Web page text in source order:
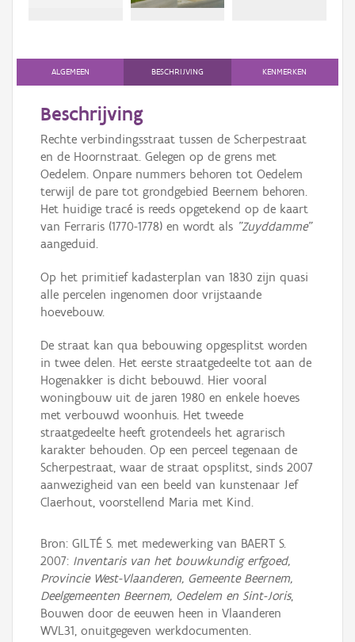
ALGEMEEN BESCHRIJVING KENMERKEN
Beschrijving
Rechte verbindingsstraat tussen de Scherpestraat
en de Hoornstraat. Gelegen op de grens met
Oedelem. Onpare nummers behoren tot Oedelem
terwijl de pare tot grondgebied Beernem behoren.
Het huidige tracé is reeds opgetekend op de kaart
van Ferraris (1770-1778) en wordt als "Zuyddamme"
aangeduid.
Op het primitief kadasterplan van 1830 zijn quasi
alle percelen ingenomen door vrijstaande
hoevebouw.
De straat kan qua bebouwing opgesplitst worden
in twee delen. Het eerste straatgedeelte tot aan de
Hogenakker is dicht bebouwd. Hier vooral
woningbouw uit de jaren 1980 en enkele hoeves
met verbouwd woonhuis. Het tweede
straatgedeelte heeft grotendeels het agrarisch
karakter behouden. Op een perceel tegenaan de
Scherpestraat, waar de straat opsplitst, sinds 2007
aanwezigheid van een beeld van kunstenaar Jef
Claerhout, voorstellend Maria met Kind.
Bron: GILTÉ S. met medewerking van BAERT S.
2007: Inventaris van het bouwkundig erfgoed,
Provincie West-Vlaanderen, Gemeente Beernem,
Deelgemeenten Beernem, Oedelem en Sint-Joris,
Bouwen door de eeuwen heen in Vlaanderen
WVL31, onuitgegeven werkdocumenten.